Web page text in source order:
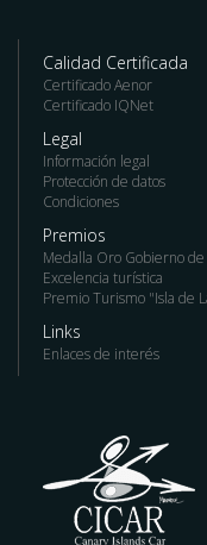
Calidad Certificada
Certificado Aenor
Certificado IQNet
Legal
Información legal
Protección de datos
Condiciones
Premios
Medalla Oro Gobierno de
Excelencia turística
Premio Turismo "Isla de
Links
Enlaces de interés